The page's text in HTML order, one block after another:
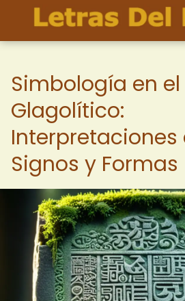
Simbología en el
Glagolítico:
Interpretaciones
Signos y Formas